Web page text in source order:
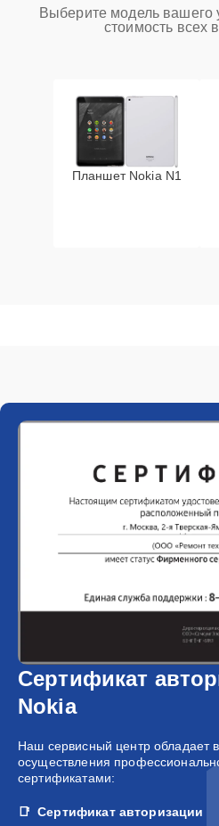
Выберите модель вашего
стоимость всех
Планшет Nokia N1
Сертификат
Nokia
Наш сервисный центр обладает
осуществления
сертификатами:
Сертификат авторизации